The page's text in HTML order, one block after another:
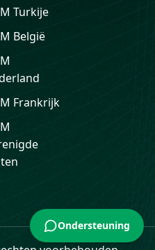
Turkije
België
Frankrijk
Ondersteuning